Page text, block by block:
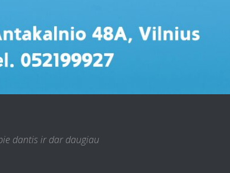
dantis ir dar daugiau